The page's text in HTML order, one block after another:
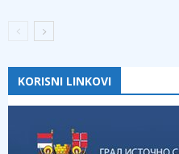
KORISNI LINKOVI